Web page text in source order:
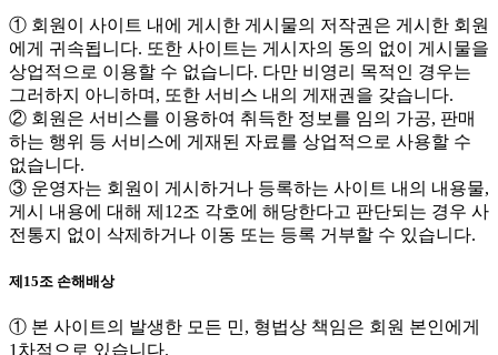
① 회원이 사이트 내에 게시한 게시물의 저작권은 게시한 회원
에게 귀속됩니다. 또한 사이트는 게시자의 동의 없이 게시물을
상업적으로 이용할 수 없습니다. 다만 비영리 목적인 경우는
그러하지 아니하며, 또한 서비스 내의 게재권을 갖습니다.
② 회원은 서비스를 이용하여 취득한 정보를 임의 가공, 판매
하는 행위 등 서비스에 게재된 자료를 상업적으로 사용할 수
없습니다.
③ 운영자는 회원이 게시하거나 등록하는 사이트 내의 내용물,
게시 내용에 대해 제12조 각호에 해당한다고 판단되는 경우 사
전통지 없이 삭제하거나 이동 또는 등록 거부할 수 있습니다.
제15조 손해배상
① 본 사이트의 발생한 모든 민, 형법상 책임은 회원 본인에게
1차적으로 있습니다.